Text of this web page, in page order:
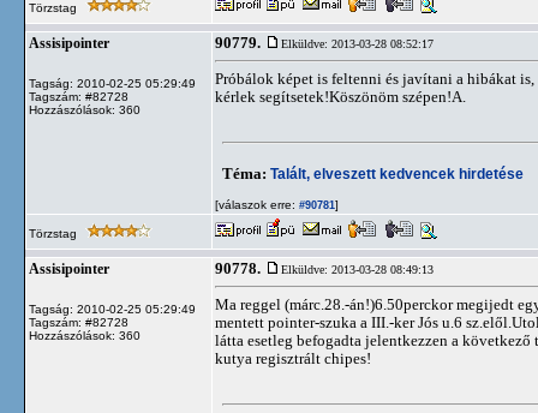
Törzstag
Assisipointer
Tagság: 2010-02-25 05:29:49
Tagszám: #82728
Hozzászólások: 360
90779. Elküldve: 2013-03-28 08:52:17
Próbálok képet is feltenni és javítani a hibákat
kérlek segítsetek!Köszönöm szépen!A.
Téma: Talált, elveszett kedvencek hirdetése
[válaszok erre: #90781]
Törzstag
Assisipointer
Tagság: 2010-02-25 05:29:49
Tagszám: #82728
Hozzászólások: 360
90778. Elküldve: 2013-03-28 08:49:13
Ma reggel (márc.28.-án!)6.50perckor megijedt
mentett pointer-szuka a III.-ker Jós u.6
látta esetleg befogadta jelentkezzen a
kutya regisztrált chipes!